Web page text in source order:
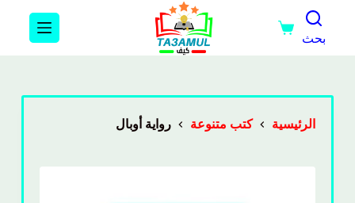
بحث
الرئيسية كتب متنوعة رواية أوبال